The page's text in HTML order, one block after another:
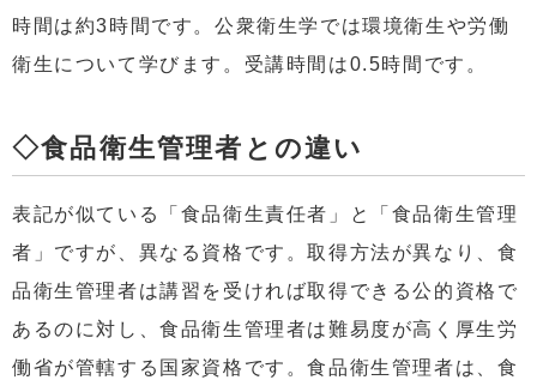
時間は約3時間です。公衆衛生学では環境衛生や労働
衛生について学びます。受講時間は0.5時間です。
◇食品衛生管理者との違い
表記が似ている「食品衛生責任者」と「食品衛生管理
者」ですが、異なる資格です。取得方法が異なり、食
品衛生管理者は講習を受ければ取得できる公的資格で
あるのに対し、食品衛生管理者は難易度が高く厚生労
働省が管轄する国家資格です。食品衛生管理者は、食